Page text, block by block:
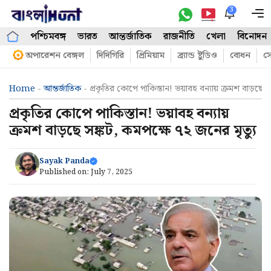
Skip
content
3
পশ্চিমবঙ্গ ভারত আন্তর্জাতিক রাজনীতি খেলা বিনোদন
অপারেশন বেঙ্গল দিদিগিরি প্রিমিয়াম ব্র্যান্ড ষ্টুডিও বোধন
Home -আন্তর্জাতিক- প্রকৃতির কোপে পাকিস্তান! ভয়াবহ বন্যায় ক্রমশ
প্রকৃতির কোপে পাকিস্তান! ভয়াবহ বন্যায়
ক্রমশ বাড়ছে সঙ্কট, কমপক্ষে ৭২ জনের মৃত্যু
Sayak Panda
Published on: July 7, 2025